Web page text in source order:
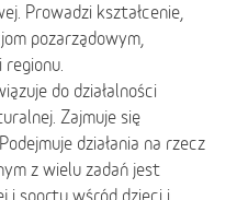
Prowadzi kształcenie,
pozarządowym,
regionu.
do działalności
Zajmuje się
działania na rzecz
z wielu zadań jest
i sportu wśród dzieci i